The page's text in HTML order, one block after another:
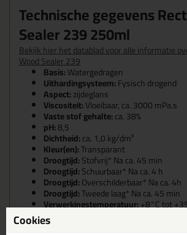
Technische gegevens
Sealer 239 250ml
Bekijk hier het datablad voor alle informatie
Wood Sealer 239
Basis:Watergedragen
Uithardingsysteem:Fysisch drogend
Aspect:zijdeglans
Viscositeit:Vloeibaar, ca. 3000 mPa.s
Vaste stof gehalte:ca. 38%
pH:8,5
Dichtheid:ca. 1,0 kg/dm³
Kleur(en):Transparant
Droogtijd:Stofvrij* Na ca. 45 min
Droogtijd:Schuurbaar* Na ca. 4 h
Droogtijd:Overschilderbaar* Na ca. 4h
Droogtijd:Tweede laag* Na ca. 45 min
Verwerkingstemperatuur:+8°C tot
Overschilderbaar:
gesolventeerde verf- en laksystemen
Cookies